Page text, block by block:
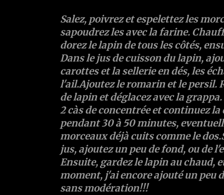
Salez, poivrez et espelettez les
sapoudrez les avec la farine.
dorez le lapin de tous les côtés,
Dans le jus de cuisson du lapin,
carottes et la sellerie en dés, les
l'ail.Ajoutez le romarin et le persil.
de lapin et déglacez avec la
2 càs de concentrée et continuez la
pendant 30 à 50 minutes,
morceaux déjà cuits comme le
jus, ajoutez un peu de fond, ou de
Ensuite, gardez le lapin au chaud,
moment, j'ai encore ajouté un peu
sans modération!!!